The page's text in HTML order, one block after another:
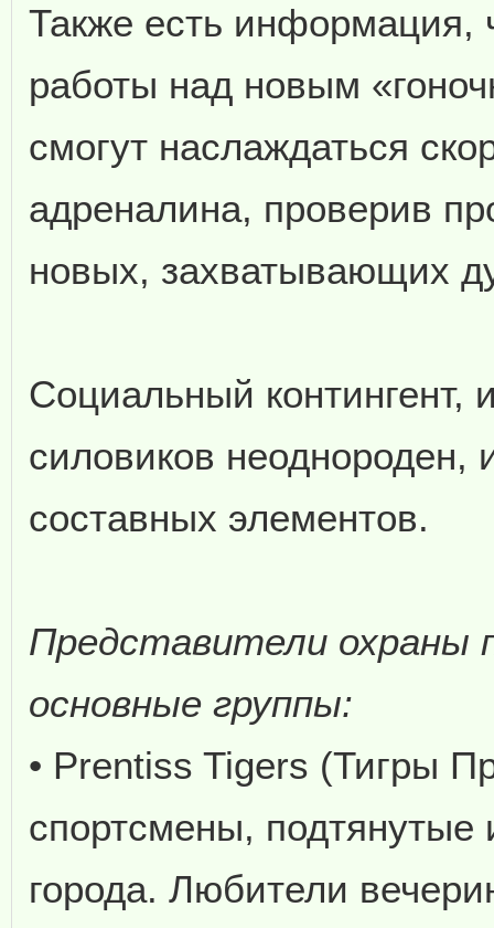
Также есть информация,
работы над новым
смогут наслаждаться
адреналина, проверив
новых, захватывающих
Социальный
силовиков неоднороден,
составных элементов.
Представители охраны
основные группы:
• Prentiss Tigers (Тигры
спортсмены,
города. Любители